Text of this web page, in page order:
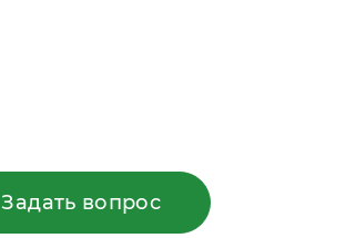
Задать вопрос